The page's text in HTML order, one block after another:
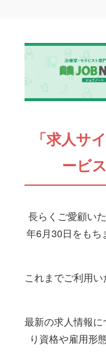
「求人サ
ービ
長らくご愛顧い
年6月30日をもち
これまでご利用
最新の求人情報
り資格や雇用形